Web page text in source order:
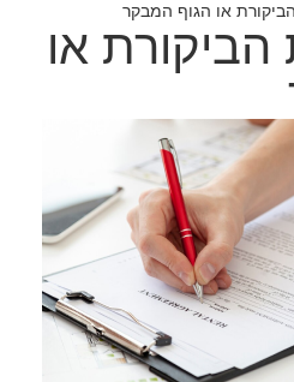
או הגוף המבקר
הביקורת או